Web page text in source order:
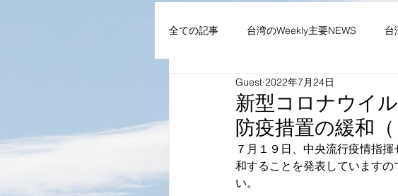
全ての記事 台湾のWeekly主要NEWS 台
AIoT・通信機器・ネットワーク
企業・組織 NEWS・社会文化・イベン
新型コロナウイ
防疫措置の緩和（
Guest 2022年7月24日
７月１９日、中央流行疫情指
和することを発表しています
い。